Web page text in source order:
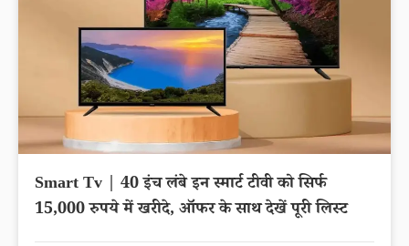
Smart Tv | 40 इंच लंबे इन स्मार्ट टीवी को सिर्फ
15,000 रुपये में खरीदे, ऑफर के साथ देखें पूरी लिस्ट